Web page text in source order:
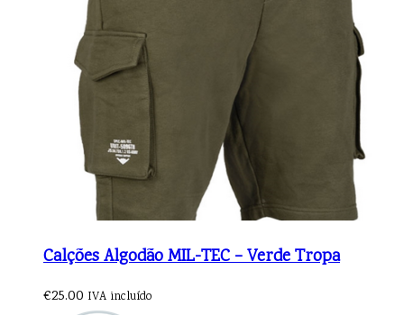
Calções Algodão MIL-TEC – Verde Tropa
€25.00 IVA incluído